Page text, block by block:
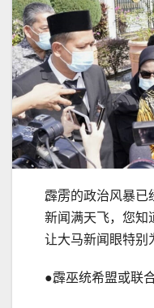
霹雳的政治风暴已
新闻满天飞，您知
让大马新闻眼特别
●霹巫统希盟或联